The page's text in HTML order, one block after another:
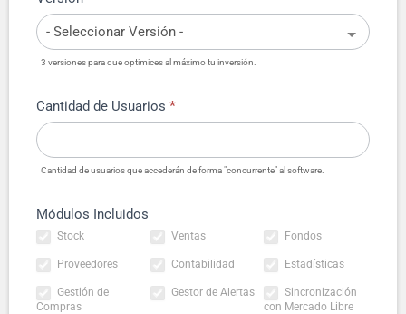
3 versiones para que optimices al máximo tu inversión.
Cantidad de Usuarios *
Cantidad de usuarios que accederán de forma "concurrente" al software.
Módulos Incluidos
Stock Ventas Fondos
Proveedores Contabilidad Estadísticas
Gestión de
Compras
Gestor de Alertas
Sincronización
con Mercado Libre